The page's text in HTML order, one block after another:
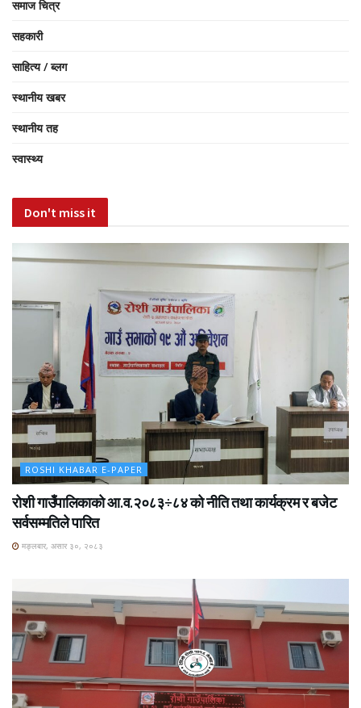
समाज चित्र
सहकारी
साहित्य / ब्लग
स्थानीय खबर
स्थानीय तह
स्वास्थ्य
Don't miss it
ROSHI KHABAR E-PAPER
रोशी गाउँपालिकाको आ.व.२०८३÷८४ को नीति तथा कार्यक्रम र बजेट
सर्वसम्मतिले पारित
मङ्लबार, असार ३०, २०८३